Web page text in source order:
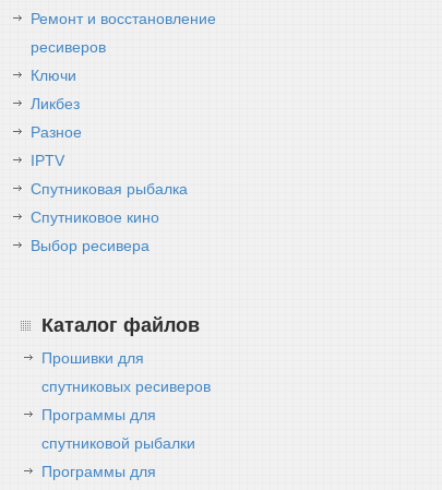
Ремонт и восстановление
ресиверов
Ключи
Ликбез
Разное
IPTV
Спутниковая рыбалка
Спутниковое кино
Выбор ресивера
Каталог файлов
Прошивки для
спутниковых ресиверов
Программы для
спутниковой рыбалки
Программы для